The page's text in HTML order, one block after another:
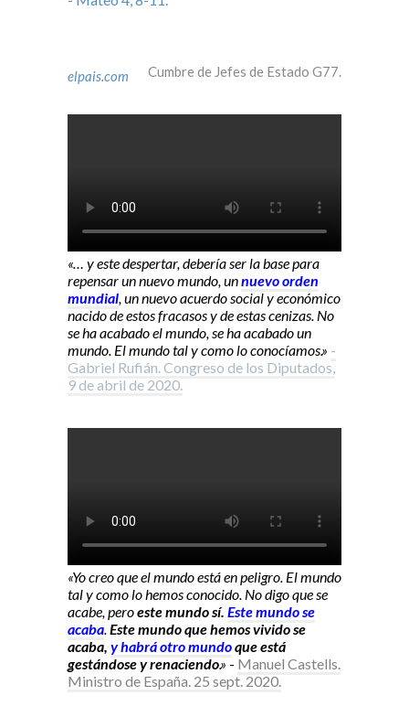
elpais.com Cumbre de Jefes de Estado G77.
«… y este despertar, debería ser la base para
repensar un nuevo mundo, unnuevo orden
mundial, un nuevo acuerdo social y económico
nacido de estos fracasos y de estas cenizas. No
se ha acabado el mundo, se ha acabado un
mundo. El mundo tal y como lo conocíamos.» -
Gabriel Rufián. Congreso de los Diputados,
9 de abril de 2020.
«Yo creo que el mundo está en peligro. El mundo
tal y como lo hemos conocido. No digo que se
acabe, peroeste mundo sí. Este mundo se
acaba.Este mundo que hemos vivido se
acaba, y habrá otro mundoque está
gestándose y renaciendo.» - Manuel Castells.
Ministro de España. 25 sept. 2020.